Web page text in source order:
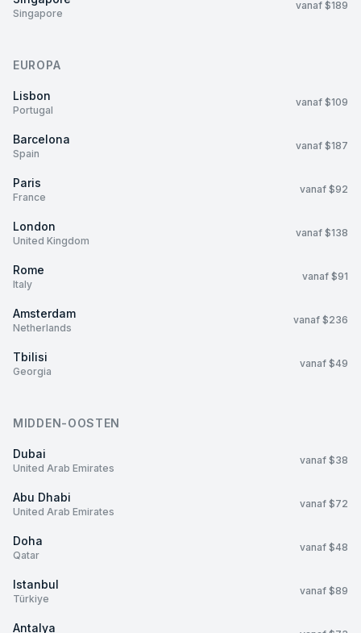
Singapore
vanaf $189
EUROPA
Lisbon
Portugal
vanaf $109
Barcelona
Spain
vanaf $187
Paris
France
vanaf $92
London
United Kingdom
vanaf $138
Rome
Italy
vanaf $91
Amsterdam
Netherlands
vanaf $236
Tbilisi
Georgia
vanaf $49
MIDDEN-OOSTEN
Dubai
United Arab Emirates
vanaf $38
Abu Dhabi
United Arab Emirates
vanaf $72
Doha
Qatar
vanaf $48
Istanbul
Türkiye
vanaf $89
Antalya